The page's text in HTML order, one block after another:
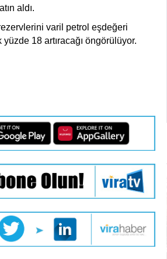
aldı.
varil petrol eşdeğeri
18 artıracağı öngörülüyor.